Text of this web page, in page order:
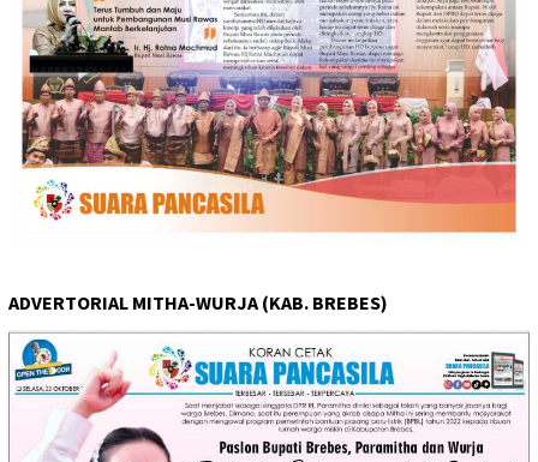
ADVERTORIAL MITHA-WURJA (KAB. BREBES)